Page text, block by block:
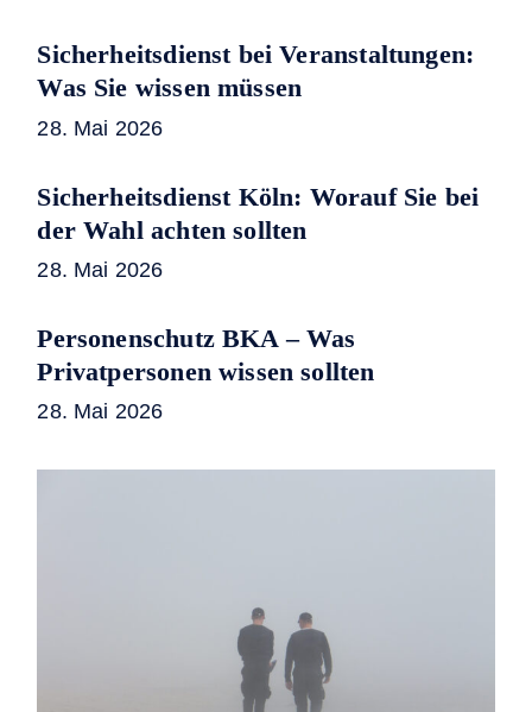
Sicherheitsdienst bei Veranstaltungen:
Was Sie wissen müssen
28. Mai 2026
Sicherheitsdienst Köln: Worauf Sie bei
der Wahl achten sollten
28. Mai 2026
Personenschutz BKA – Was
Privatpersonen wissen sollten
28. Mai 2026